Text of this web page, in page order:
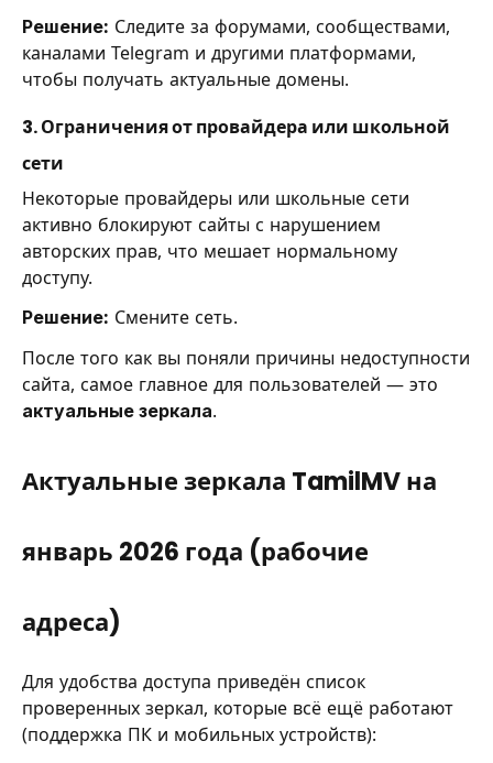
Решение: Следите за форумами, сообществами,
каналами Telegram и другими платформами,
чтобы получать актуальные домены.
3. Ограничения от провайдера или школьной
сети
Некоторые провайдеры или школьные сети
активно блокируют сайты с нарушением
авторских прав, что мешает нормальному
доступу.
Решение: Смените сеть.
После того как вы поняли причины недоступности
сайта, самое главное для пользователей — это
актуальные зеркала.
Актуальные зеркала TamilMV на
январь 2026 года (рабочие
адреса)
Для удобства доступа приведён список
проверенных зеркал, которые всё ещё работают
(поддержка ПК и мобильных устройств):